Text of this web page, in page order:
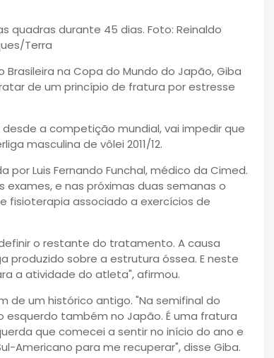
na Copa do Mundo do Japão, Giba
de um princípio de fratura por estresse
a competição mundial, vai impedir que
masculina de vôlei 2011/12.
Luis Fernando Funchal, médico da Cimed.
e nas próximas duas semanas o
fisioterapia associado a exercícios de
o restante do tratamento. A causa
produzido sobre a estrutura óssea. E neste
a atividade do atleta", afirmou.
de um histórico antigo. "Na semifinal do
esquerdo também no Japão. É uma fratura
que comecei a sentir no início do ano e
Americano para me recuperar", disse Giba.